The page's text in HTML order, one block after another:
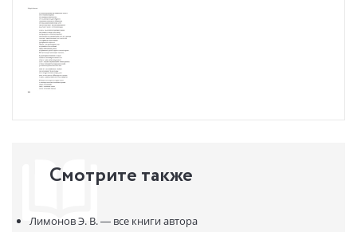
самиздатовские сборники, стихотворения из отдельных
рукописей и машинописей, прочие плоды архивных разысканий,
начатых ещё при жизни Лимонова, и законченных только сейчас.
Более двухсот образцов малой и крупной поэтической формы
будет опубликовано в составе данного собрания впервые.
Собрание сопровождено полновесными культурологическими
Смотрите также
Лимонов Э. В. — все книги автора